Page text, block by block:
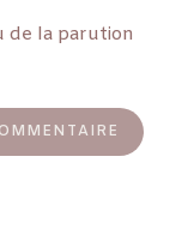
de la parution